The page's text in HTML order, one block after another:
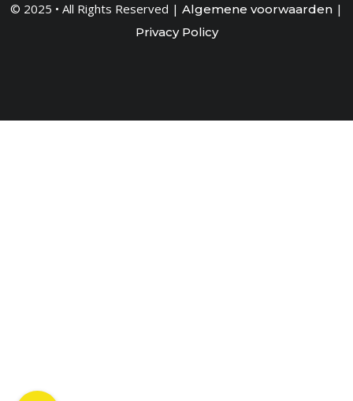
© 2025 • All Rights Reserved | Algemene voorwaarden |
Privacy Policy